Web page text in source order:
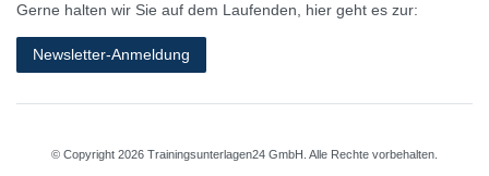
Gerne halten wir Sie auf dem Laufenden, hier geht es zur:
Newsletter-Anmeldung
© Copyright 2026 Trainingsunterlagen24 GmbH. Alle Rechte vorbehalten.